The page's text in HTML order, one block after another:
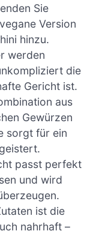
Sie
Version
hinzu.
werden
die
Gericht ist.
aus
Gewürzen
sorgt für ein
passt perfekt
und wird
ist die
nahrhaft –